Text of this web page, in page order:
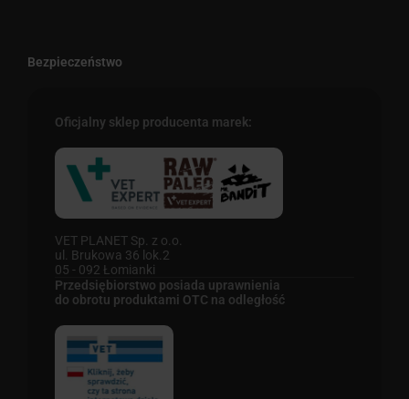
Bezpieczeństwo
Oficjalny sklep producenta marek:
VET PLANET Sp. z o.o.
ul. Brukowa 36 lok.2
05 - 092 Łomianki
Przedsiębiorstwo posiada uprawnienia
do obrotu produktami OTC na odległość